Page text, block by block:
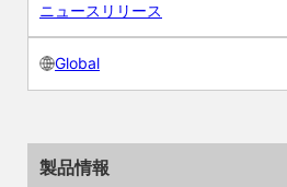
ニュースリリース
Global
製品情報